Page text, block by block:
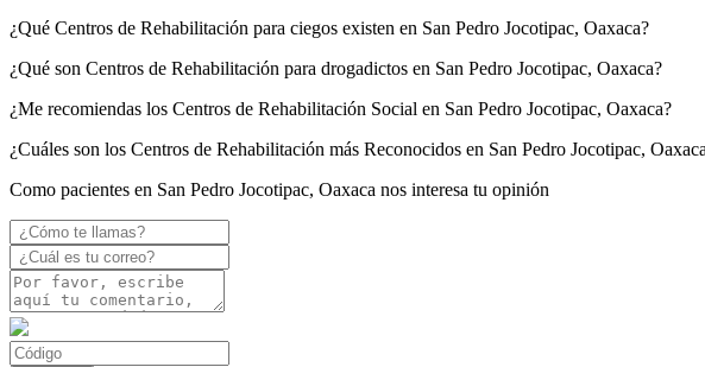
¿Qué Centros de Rehabilitación para ciegos existen en San Pedro Jocotipac, Oaxaca?
¿Qué son Centros de Rehabilitación para drogadictos en San Pedro Jocotipac, Oaxaca?
¿Me recomiendas los Centros de Rehabilitación Social en San Pedro Jocotipac, Oaxaca?
¿Cuáles son los Centros de Rehabilitación más Reconocidos en San Pedro Jocotipac,
Como pacientes en San Pedro Jocotipac, Oaxaca nos interesa tu opinión